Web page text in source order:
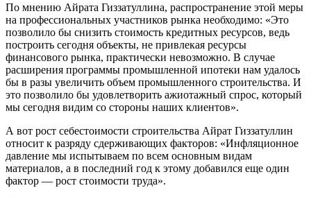
По мнению Айрата Гиззатуллина, распространение этой меры
на профессиональных участников рынка необходимо: «Это
позволило бы снизить стоимость кредитных ресурсов, ведь
построить сегодня объекты, не привлекая ресурсы
финансового рынка, практически невозможно. В случае
расширения программы промышленной ипотеки нам удалось
бы в разы увеличить объем промышленного строительства. И
это позволило бы удовлетворить ажиотажный спрос, который
мы сегодня видим со стороны наших клиентов».
А вот рост себестоимости строительства Айрат Гиззатуллин
относит к разряду сдерживающих факторов: «Инфляционное
давление мы испытываем по всем основным видам
материалов, а в последний год к этому добавился еще один
фактор — рост стоимости труда».